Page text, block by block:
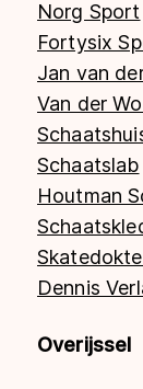
Norg Sport
Fortysix
Jan van
Van der
Schaatslab
Houtman
Dennis
Overijssel